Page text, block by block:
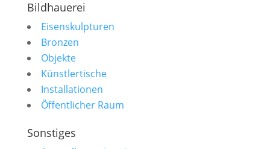
Bildhauerei
Eisenskulpturen
Bronzen
Objekte
Künstlertische
Installationen
Öffentlicher Raum
Sonstiges